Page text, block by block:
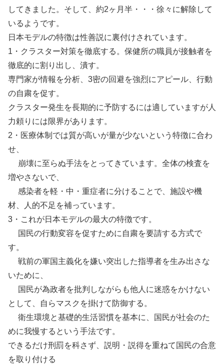
してきました。そして、約2ヶ月半・・・徐々に解除して
いるようです。
日本モデルの特徴は性善説に裏付けされています。
1・クラスター対策を徹底する。保健所の職員が接触者を
徹底的に割り出し、潰す。
専門家が情報を分析、3密の回避を強烈にアピール、行動
の自粛を促す。
クラスター発生を長期的に予防するには適していますが人
力頼りには限界があります。
2・医療体制では質が高いが量が少ないという特徴に合わ
せ、
崩壊に至らぬ手法をとってきています。全体の検査を
増やさないで、
感染者を軽・中・重症者に分けることで、施設や機
材、人的不足を補っています。
3・これが日本モデルの最大の特徴です。
国民の行動変容を促すために自粛を要請する方式で
す。
戦前の軍国主義化を嫌い突出した指導者を生み出さな
いために、
国民が為政者を批判しながらも他人に迷惑をかけない
として、自らマスクを掛けて防御する。
衛生環境と基礎的生活習慣を基本に、国民が社会のた
めに我慢するという手法です。
できるだけ刑罰を科さず、説明・説得を重ねて国民の合意
を取り付ける